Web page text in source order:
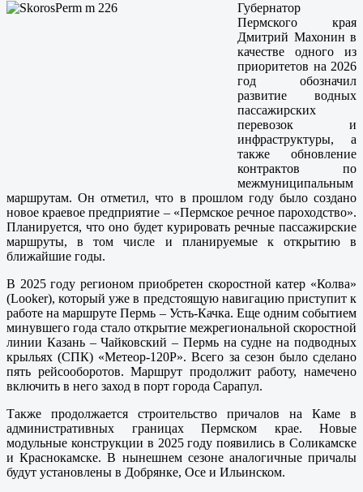
Губернатор
Пермского края
Дмитрий Махонин в
качестве одного из
приоритетов на 2026
год обозначил
развитие водных
пассажирских
перевозок и
инфраструктуры, а
также обновление
контрактов по
межмуниципальным
маршрутам. Он отметил, что в прошлом году было создано
новое краевое предприятие – «Пермское речное пароходство».
Планируется, что оно будет курировать речные пассажирские
маршруты, в том числе и планируемые к открытию в
ближайшие годы.
В 2025 году регионом приобретен скоростной катер «Колва»
(Looker), который уже в предстоящую навигацию приступит к
работе на маршруте Пермь – Усть-Качка. Еще одним событием
минувшего года стало открытие межрегиональной скоростной
линии Казань – Чайковский – Пермь на судне на подводных
крыльях (СПК) «Метеор-120Р». Всего за сезон было сделано
пять рейсооборотов. Маршрут продолжит работу, намечено
включить в него заход в порт города Сарапул.
Также продолжается строительство причалов на Каме в
административных границах Пермском крае. Новые
модульные конструкции в 2025 году появились в Соликамске
и Краснокамске. В нынешнем сезоне аналогичные причалы
будут установлены в Добрянке, Осе и Ильинском.